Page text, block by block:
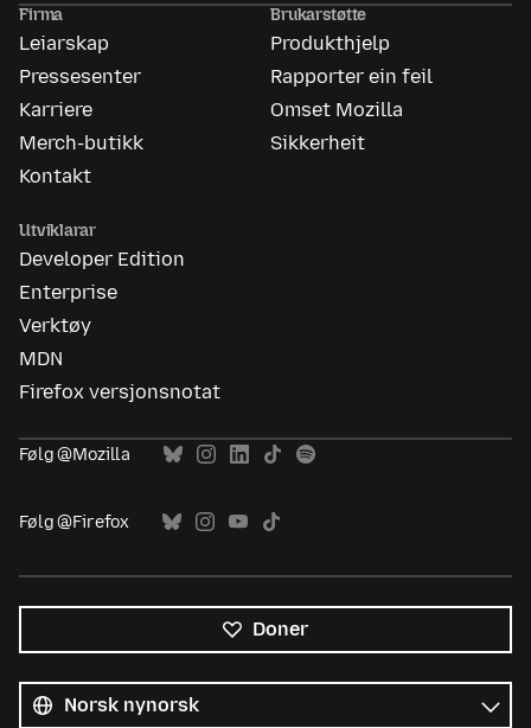
Firma
Leiarskap
Pressesenter
Karriere
Merch-butikk
Kontakt
Brukarstøtte
Produkthjelp
Rapporter ein feil
Omset Mozilla
Sikkerheit
Utviklarar
Developer Edition
Enterprise
Verktøy
MDN
Firefox versjonsnotat
Følg @Mozilla
Følg @Firefox
Doner
språk
Språk